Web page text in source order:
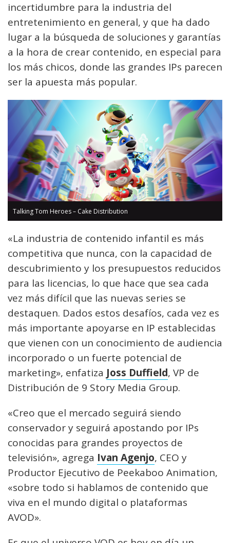
incertidumbre para la industria del
entretenimiento en general, y que ha dado
lugar a la búsqueda de soluciones y garantías
a la hora de crear contenido, en especial para
los más chicos, donde las grandes IPs parecen
ser la apuesta más popular.
Talking Tom Heroes – Cake Distribution
«La industria de contenido infantil es más
competitiva que nunca, con la capacidad de
descubrimiento y los presupuestos reducidos
para las licencias, lo que hace que sea cada
vez más difícil que las nuevas series se
destaquen. Dados estos desafíos, cada vez es
más importante apoyarse en IP establecidas
que vienen con un conocimiento de audiencia
incorporado o un fuerte potencial de
marketing», enfatiza Joss Duffield, VP de
Distribución de 9 Story Media Group.
«Creo que el mercado seguirá siendo
conservador y seguirá apostando por IPs
conocidas para grandes proyectos de
televisión», agrega Ivan Agenjo, CEO y
Productor Ejecutivo de Peekaboo Animation,
«sobre todo si hablamos de contenido que
viva en el mundo digital o plataformas
AVOD».